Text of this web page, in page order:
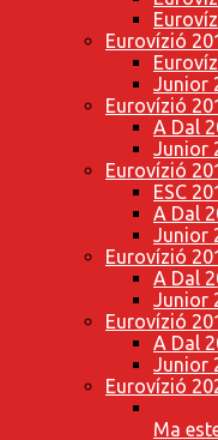
Eurovízió
Junior
Eurovízió
A Dal
Junior
Eurovízió
ESC
A Dal
Junior
Eurovízió
A Dal
Junior
Eurovízió
A Dal
Junior
Eurovízió
Ma